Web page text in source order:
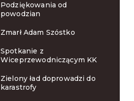
Podziękowania od
powodzian
Zmarł Adam Szóstko
Spotkanie z
Wiceprzewodniczącym KK
Zielony ład doprowadzi do
karastrofy